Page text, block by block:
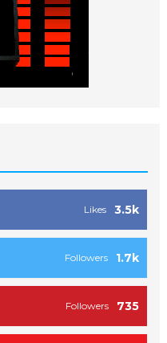
3.5k
Likes
1.7k
Followers
735
Followers